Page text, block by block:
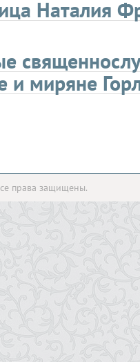
Наталия
миряне
права защищены.